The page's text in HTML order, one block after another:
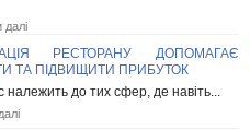
далі
РЕСТОРАНУ ДОПОМАГАЄ
ТА ПІДВИЩИТИ ПРИБУТОК
належить до тих сфер, де навіть...